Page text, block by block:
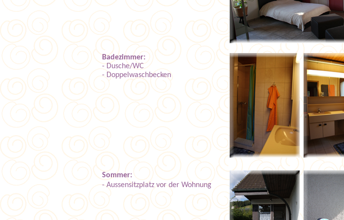
Badezimmer:
- Dusche/WC
- Doppelwaschbecken
Sommer:
- Aussensitzplatz vor der Wohnung